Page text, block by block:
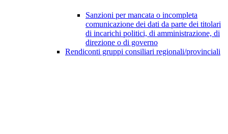
Sanzioni per mancata o incompleta
comunicazione dei dati da parte dei titolari
di incarichi politici, di amministrazione, di
direzione o di governo
Rendiconti gruppi consiliari regionali/provinciali